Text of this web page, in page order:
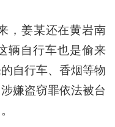
，姜某还在黄岩南
辆自行车也是偷来
自行车、香烟等物
嫌盗窃罪依法被台